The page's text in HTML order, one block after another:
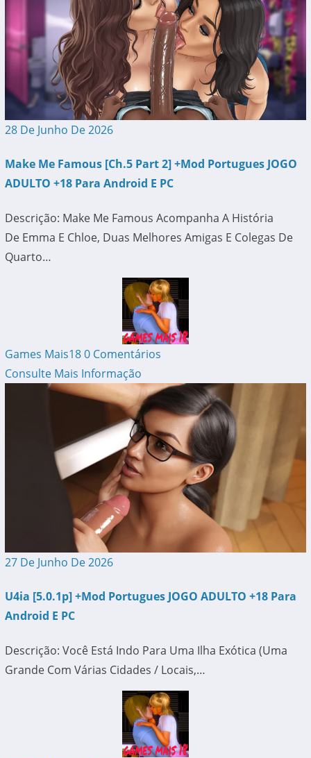
28 De Junho De 2026
Make Me Famous [Ch.5 Part 2] +Mod Portugues JOGO
ADULTO +18 Para Android E PC
Descrição: Make Me Famous Acompanha A História
De Emma E Chloe, Duas Melhores Amigas E Colegas De
Quarto…
Games Mais180 Comentários
Consulte Mais Informação
27 De Junho De 2026
U4ia [5.0.1p] +Mod Portugues JOGO ADULTO +18 Para
Android E PC
Descrição: Você Está Indo Para Uma Ilha Exótica (uma
Grande Com Várias Cidades / Locais,…